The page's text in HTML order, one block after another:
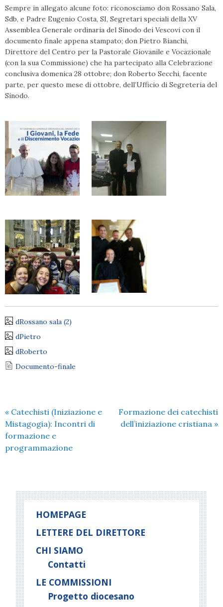
Sempre in allegato alcune foto: riconosciamo don Rossano Sala,
Sdb, e Padre Eugenio Costa, SI, Segretari speciali della XV
Assemblea Generale ordinaria del Sinodo dei Vescovi con il
documento finale appena stampato; don Pietro Bianchi,
Direttore del Centro per la Pastorale Giovanile e Vocazionale
(con la sua Commissione) che ha partecipato alla Celebrazione
conclusiva domenica 28 ottobre; don Roberto Secchi, facente
parte, per questo mese di ottobre, dell’Ufficio di Segreteria del
Sinodo.
dRossano sala (2)
dPietro
dRoberto
Documento-finale
« Catechisti (Iniziazione e
Mistagogia): Incontri di
formazione e
programmazione
Formazione dei catechisti
dell’iniziazione cristiana »
HOMEPAGE
LETTERE DEL DIRETTORE
CHI SIAMO
Contatti
LE COMMISSIONI
Progetto diocesano